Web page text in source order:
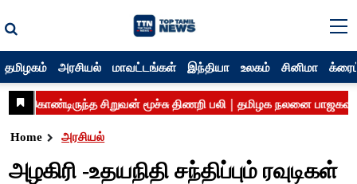
தமிழகம் அரசியல் மாவட்டங்கள் இந்தியா உலகம் சினிமா
Home அரசியல்
அழகிரி -உதயநிதி சந்திப்பும் ரவுடிகள்